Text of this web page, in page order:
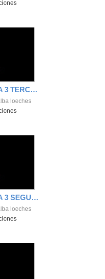
ESQUÍ JACA 2020 DÍA 3 TERCERA PARTE
loeches
ESQUÍ JACA 2020 DÍA 3 SEGUNDA PARTE
loeches